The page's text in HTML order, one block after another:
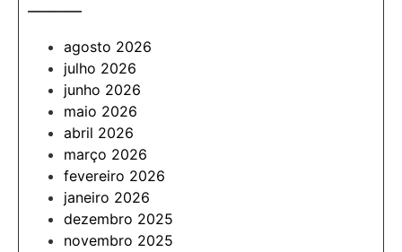
———
agosto 2026
julho 2026
junho 2026
maio 2026
abril 2026
março 2026
fevereiro 2026
janeiro 2026
dezembro 2025
novembro 2025